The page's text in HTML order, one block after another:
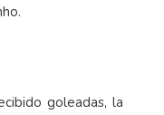
goleadas, la